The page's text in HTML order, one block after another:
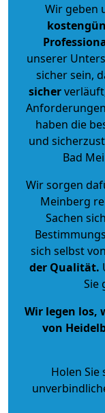
Wir geben
unserer
sicher sein,
sicher
haben die
und
Bad
Wir sorgen
Meinberg
Sachen
sich selbst
der Qualität.
Sie
Wir legen los,
von
Holen